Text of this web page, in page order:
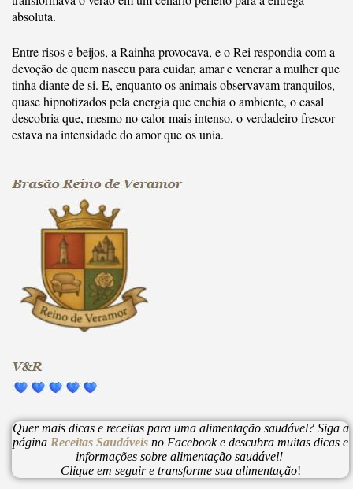
absoluta.
Entre risos e beijos, a Rainha provocava, e o Rei respondia com a
devoção de quem nasceu para cuidar, amar e venerar a mulher que
tinha diante de si. E, enquanto os animais observavam tranquilos,
quase hipnotizados pela energia que enchia o ambiente, o casal
descobria que, mesmo no calor mais intenso, o verdadeiro frescor
estava na intensidade do amor que os unia.
Quer mais dicas e receitas para uma alimentação saudável? Siga a
página Receitas Saudáveis no Facebook e descubra muitas dicas e
informações sobre alimentação saudável!
Clique em seguir e transforme sua alimentação!